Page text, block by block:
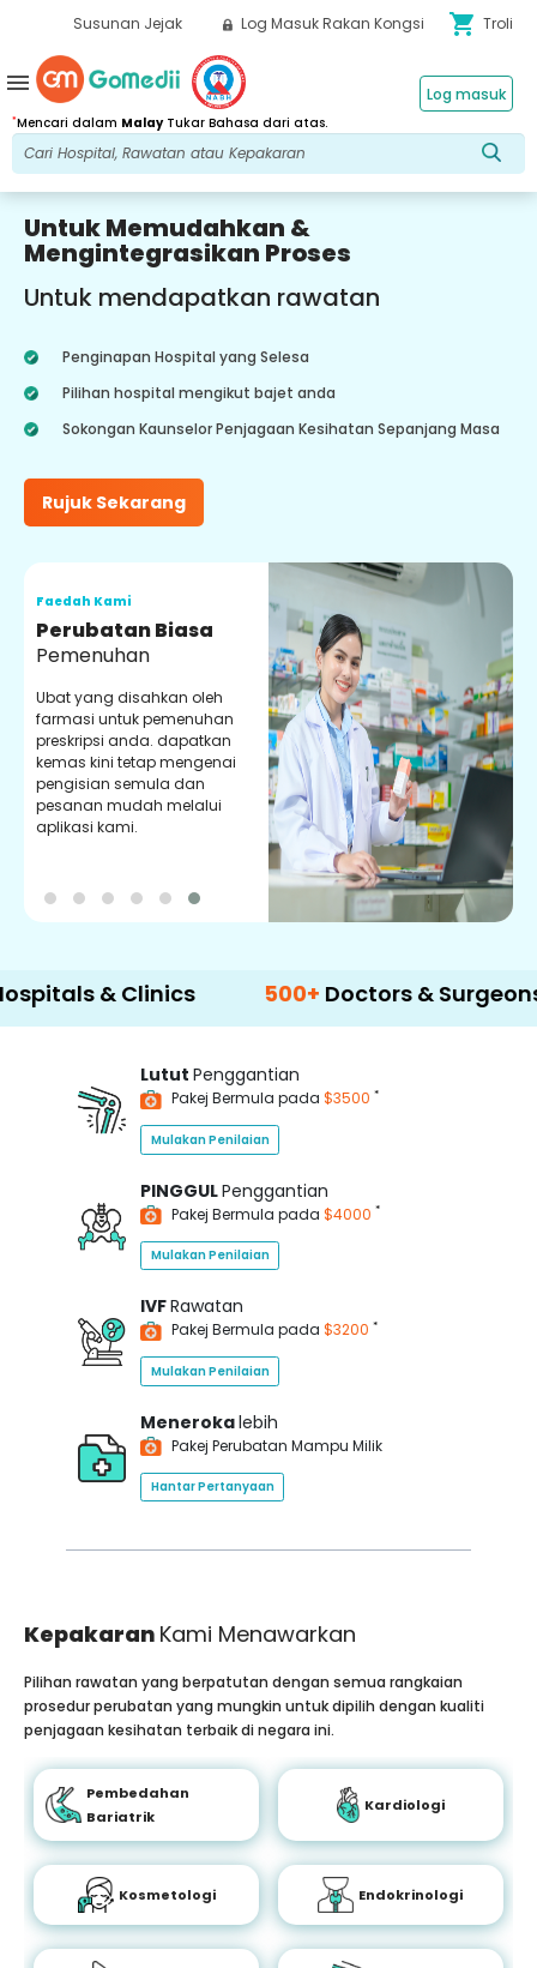
Susunan Jejak Log Masuk Rakan Kongsi shopping_cart Troli
*Mencari dalam MalayTukar Bahasa dari atas.
Log masuk
menu
Untuk Memudahkan &
Mengintegrasikan Proses
Untuk mendapatkan rawatan
Penginapan Hospital yang Selesa
Pilihan hospital mengikut bajet anda
Sokongan Kaunselor Penjagaan Kesihatan Sepanjang Masa
Rujuk Sekarang
Faedah Kami
Perubatan Biasa
Pemenuhan
Ubat yang disahkan oleh
farmasi untuk pemenuhan
preskripsi anda. dapatkan
kemas kini tetap mengenai
pengisian semula dan
pesanan mudah melalui
aplikasi kami.
& Clinics 500+ Doctors & Surgeons
Lutut Penggantian
Pakej Bermula pada $3500 *
Mulakan Penilaian
PINGGULPenggantian
Pakej Bermula pada $4000 *
Mulakan Penilaian
IVFRawatan
Pakej Bermula pada $3200 *
Mulakan Penilaian
Menerokalebih
Pakej Perubatan Mampu Milik
Hantar Pertanyaan
Kepakaran Kami Menawarkan
Pilihan rawatan yang berpatutan dengan semua rangkaian
prosedur perubatan yang mungkin untuk dipilih dengan kualiti
penjagaan kesihatan terbaik di negara ini.
Pembedahan
Bariatrik
Kardiologi
Kosmetologi Endokrinologi